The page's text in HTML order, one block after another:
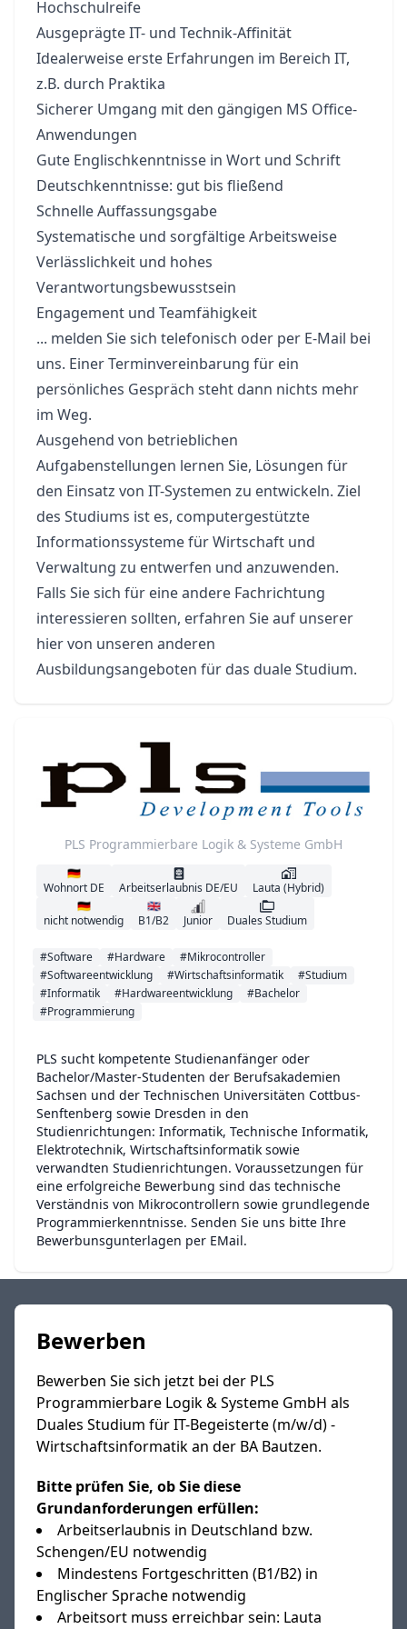
Hochschulreife
Ausgeprägte IT- und Technik-Affinität
Idealerweise erste Erfahrungen im Bereich IT,
z.B. durch Praktika
Sicherer Umgang mit den gängigen MS Office-
Anwendungen
Gute Englischkenntnisse in Wort und Schrift
Deutschkenntnisse: gut bis fließend
Schnelle Auffassungsgabe
Systematische und sorgfältige Arbeitsweise
Verlässlichkeit und hohes
Verantwortungsbewusstsein
Engagement und Teamfähigkeit
... melden Sie sich telefonisch oder per E-Mail bei
uns. Einer Terminvereinbarung für ein
persönliches Gespräch steht dann nichts mehr
im Weg.
Ausgehend von betrieblichen
Aufgabenstellungen lernen Sie, Lösungen für
den Einsatz von IT-Systemen zu entwickeln. Ziel
des Studiums ist es, computergestützte
Informationssysteme für Wirtschaft und
Verwaltung zu entwerfen und anzuwenden.
Falls Sie sich für eine andere Fachrichtung
interessieren sollten, erfahren Sie auf unserer
hiervon unseren anderen
Ausbildungsangeboten für das duale Studium.
PLS Programmierbare Logik & Systeme GmbH
🇩🇪
Wohnort DE
Arbeitserlaubnis DE/EU
Lauta (Hybrid)
🇩🇪
nicht notwendig
🇬🇧
B1/B2
Junior Duales Studium
#Software #Hardware
#Mikrocontroller
#Softwareentwicklung
#Wirtschaftsinformatik
#Studium
#Informatik
#Hardwareentwicklung
#Bachelor
#Programmierung
PLS sucht kompetente Studienanfänger oder
Bachelor/Master-Studenten der Berufsakademien
Sachsen und der Technischen Universitäten Cottbus-
Senftenberg sowie Dresden in den
Studienrichtungen: Informatik, Technische Informatik,
Elektrotechnik, Wirtschaftsinformatik sowie
verwandten Studienrichtungen. Voraussetzungen für
eine erfolgreiche Bewerbung sind das technische
Verständnis von Mikrocontrollern sowie grundlegende
Programmierkenntnisse. Senden Sie uns bitte Ihre
Bewerbunsgunterlagen per EMail.
Bewerben
Bewerben Sie sich jetzt bei der PLS
Programmierbare Logik & Systeme GmbH als
Duales Studium für IT-Begeisterte (m/w/d) -
Wirtschaftsinformatik an der BA Bautzen.
Bitte prüfen Sie, ob Sie diese
Grundanforderungen erfüllen:
Arbeitserlaubnis in Deutschland bzw.
Schengen/EU notwendig
Mindestens Fortgeschritten (B1/B2) in
Englischer Sprache notwendig
Arbeitsort muss erreichbar sein: Lauta